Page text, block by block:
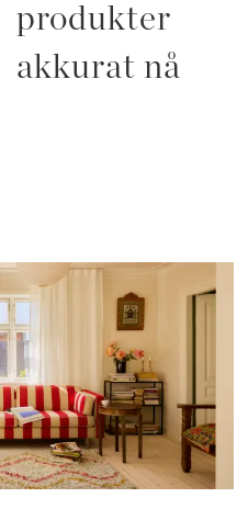
produkter
akkurat nå